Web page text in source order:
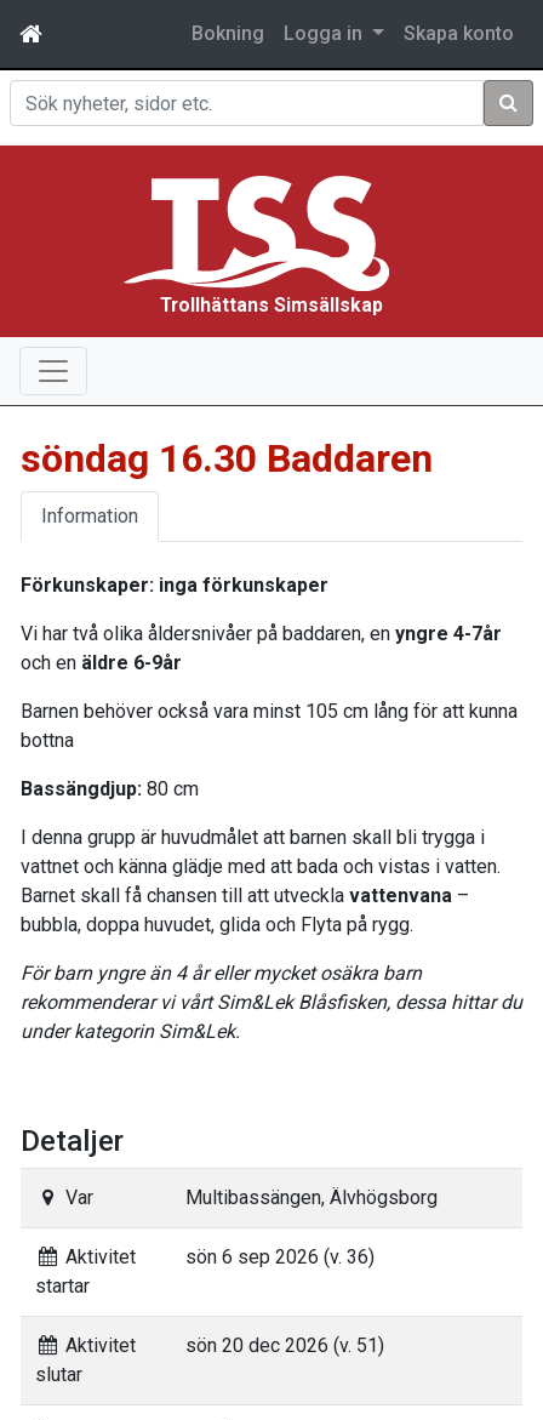
Bokning Logga in Skapa konto
Sök
Trollhättans Simsällskap
söndag 16.30 Baddaren
Information
Förkunskaper: inga förkunskaper
Vi har två olika åldersnivåer på baddaren, en yngre 4-7år
och en äldre 6-9år
Barnen behöver också vara minst 105 cm lång för att kunna
bottna
Bassängdjup: 80 cm
I denna grupp är huvudmålet att barnen skall bli trygga i
vattnet och känna glädje med att bada och vistas i vatten.
Barnet skall få chansen till att utveckla vattenvana –
bubbla, doppa huvudet, glida och Flyta på rygg.
För barn yngre än 4 år eller mycket osäkra barn
rekommenderar vi vårt Sim&Lek Blåsfisken, dessa hittar du
under kategorin Sim&Lek.
Detaljer
Var Multibassängen, Älvhögsborg
Aktivitet
startar
sön 6 sep 2026 (v. 36)
Aktivitet
slutar
sön 20 dec 2026 (v. 51)